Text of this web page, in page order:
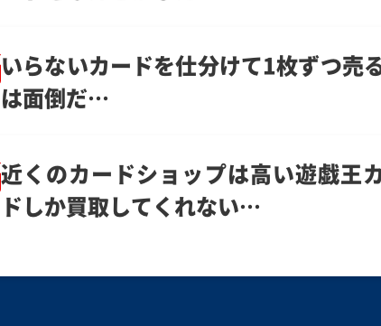
いらないカードを仕分けて1枚ずつ売
は面倒だ…
近くのカードショップは高い遊戯王
ドしか買取してくれない…